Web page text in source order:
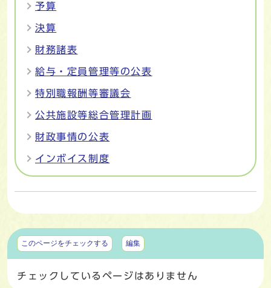
予算
決算
財務諸表
給与・定員管理等の公表
特別職報酬等審議会
公共施設等総合管理計画
財政事情の公表
インボイス制度
マイページ
このページをチェックする 編集
チェックしているページはありません